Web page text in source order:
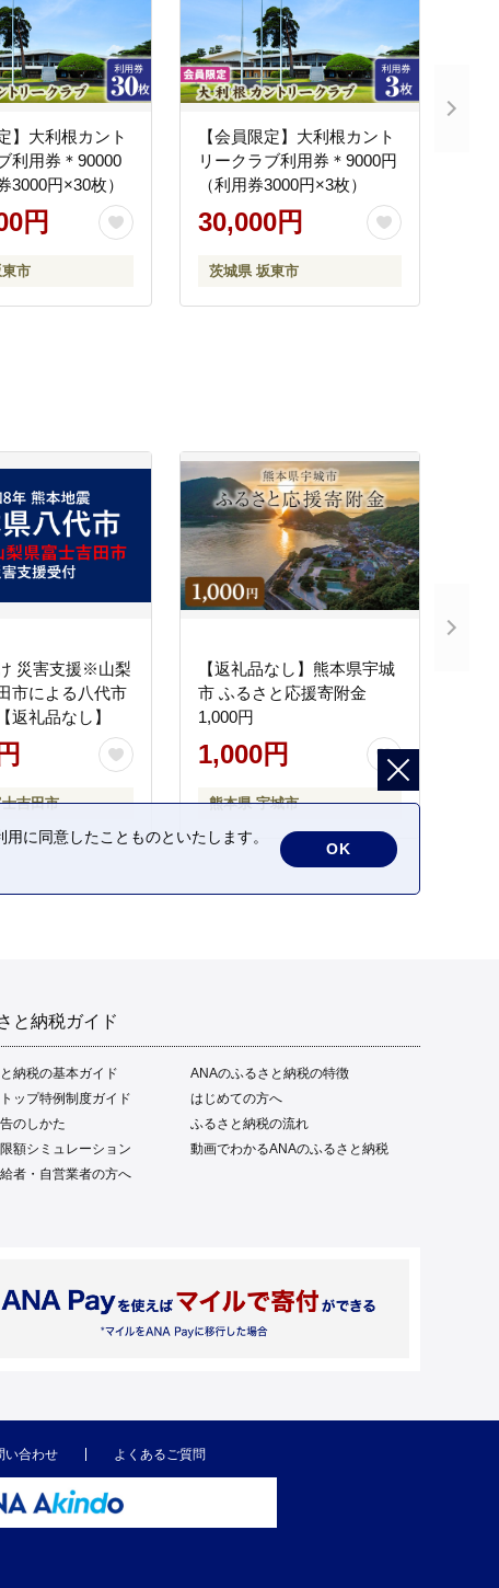
】大利根カント
利用券＊90000
3000円×30枚）
円
市
【会員限定】大利根カント
リークラブ利用券＊9000円
（利用券3000円×3枚）
30,000円
茨城県 坂東市
災害支援※山梨
市による八代市
返礼品なし】
吉田市
【返礼品なし】熊本県宇城
市 ふるさと応援寄附金
1,000円
1,000円
熊本県 宇城市
と納税ガイド
納税の基本ガイド
ANAのふるさと納税の特徴
ップ特例制度ガイド
はじめての方へ
のしかた
ふるさと納税の流れ
額シミュレーション
動画でわかるANAのふるさと納税
者・自営業者の方へ
い合わせ よくあるご質問
に同意したことものといたします。
OK